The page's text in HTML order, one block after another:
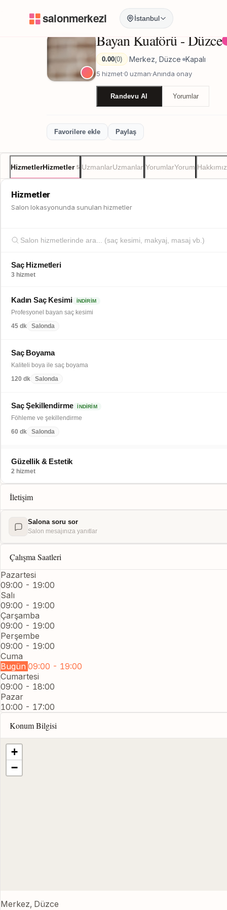
İstanbul
Bayan Kuaförü - Düzce
Bayan Kuaförü - Düzce
0.00(0) ·Merkez, Düzce· Kapalı
5 hizmet·0 uzman·Anında onay
Randevu Al Yorumlar
Favorilere ekle Paylaş
HizmetlerHizmetler 5 UzmanlarUzmanlar YorumlarYorum
Hizmetler
Salon lokasyonunda sunulan hizmetler
Saç Hizmetleri
3 hizmet
Kadın Saç Kesimi İNDIRIM
Profesyonel bayan saç kesimi
45 dk
Salonda
Saç Boyama
Kaliteli boya ile saç boyama
120 dk
Salonda
Saç Şekillendirme İNDIRIM
Föhleme ve şekillendirme
60 dk
Salonda
Güzellik & Estetik
2 hizmet
İletişim
Salona soru sor
Salon mesajınıza yanıtlar
Çalışma Saatleri
Pazartesi
09:00 - 19:00
Salı
09:00 - 19:00
Çarşamba
09:00 - 19:00
Perşembe
09:00 - 19:00
Cuma
Bugün 09:00 - 19:00
Cumartesi
09:00 - 18:00
Pazar
10:00 - 17:00
Konum Bilgisi
+
−
Merkez, Düzce